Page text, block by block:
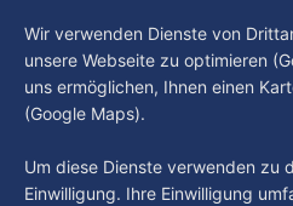
Wir verwenden Dienste von
unsere Webseite zu optimieren
uns ermöglichen, Ihnen einen
(Google Maps).
Um diese Dienste verwenden zu
Einwilligung. Ihre Einwilligung